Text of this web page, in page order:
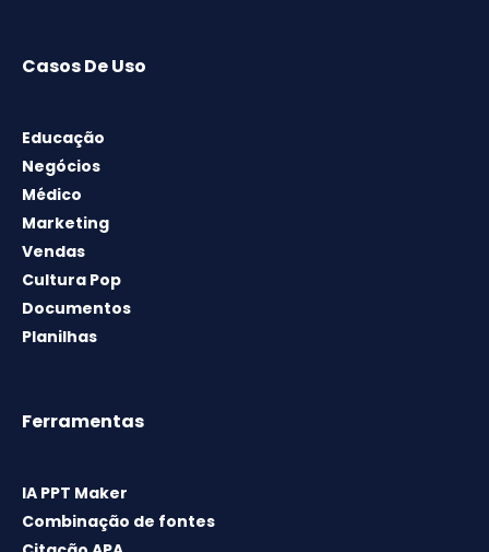
Casos De Uso
Educação
Negócios
Médico
Marketing
Vendas
Cultura Pop
Documentos
Planilhas
Ferramentas
IA PPT Maker
Combinação de fontes